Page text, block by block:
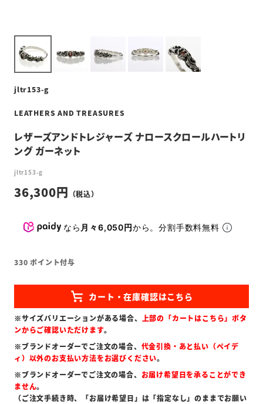
jltr153-g
LEATHERS AND TREASURES
レザーズアンドトレジャーズ ナロースクロールハートリ
ング ガーネット
jltr153-g
36,300
なら 月々6,050円から。分割手数料無料
330 ポイント付与
※サイズバリエーションがある場合、 上部の「カートはこちら」ボタ
ンからご確認いただけます。
※ブランドオーダーでご注文の場合、 代金引換・あと払い（ペイデ
ィ）以外のお支払い方法をお選びください。
※ブランドオーダーでご注文の場合、 お届け希望日を承ることができ
ません。
（ご注文手続き時、「お届け希望日」は「指定なし」のままでお願い